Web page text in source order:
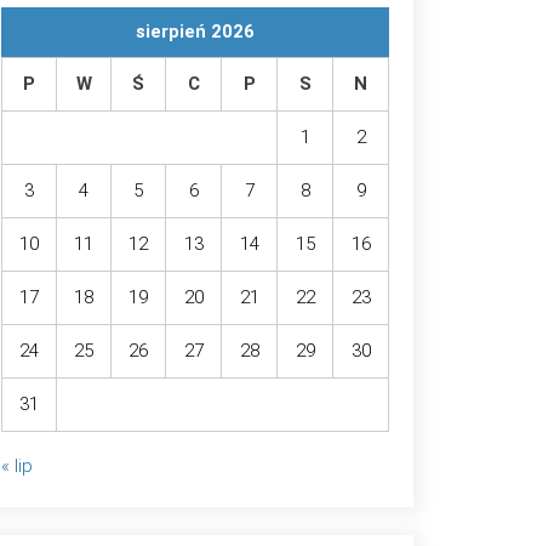
sierpień 2026
P W Ś C P S N
1 2
3 4 5 6 7 8 9
10 11 12 13 14 15 16
17 18 19 20 21 22 23
24 25 26 27 28 29 30
31
« lip